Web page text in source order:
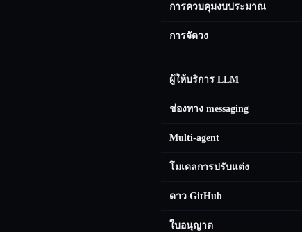
การควบคุมงบประมาณ
การจัดวง
ผู้ให้บริการ LLM
ช่องทาง messaging
Multi-agent
โมเดลการปรับแต่ง
ดาว GitHub
ใบอนุญาต